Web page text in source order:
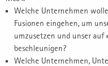
Welche Unternehmen
Fusionen eingehen, um
umzusetzen und unser auf
beschleunigen?
Welche Unternehmen,